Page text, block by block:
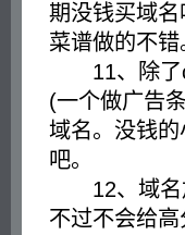
期没钱买域
菜谱做的不错
11、除了
(一个做广告
域名。没钱
吧。
12、域名
不过不会给高